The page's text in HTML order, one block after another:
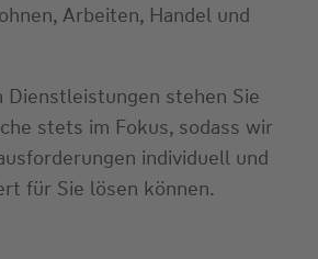
Arbeiten, Handel und
Dienstleistungen stehen Sie
stets im Fokus, sodass wir
individuell und
für Sie lösen können.